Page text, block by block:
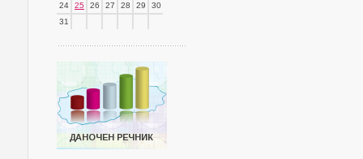
24
25 26 27 28 29
30
31